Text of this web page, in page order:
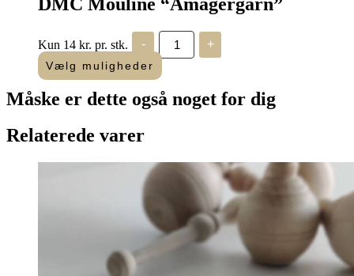
Kun 14 kr. pr. stk. -
DMC
Mouliné
"Amagergarn"
antal
+
Vælg muligheder
Måske er dette også noget for dig
Relaterede varer